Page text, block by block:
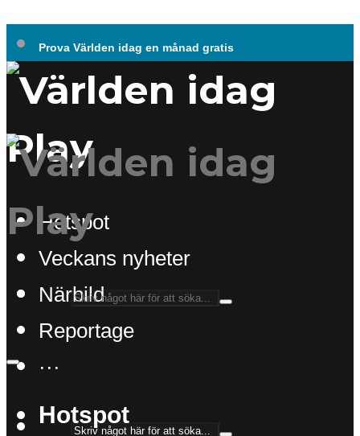
Prova Världen idag en månad gratis
Hotspot
Veckans nyheter
Närbild
Reportage
···
Hotspot